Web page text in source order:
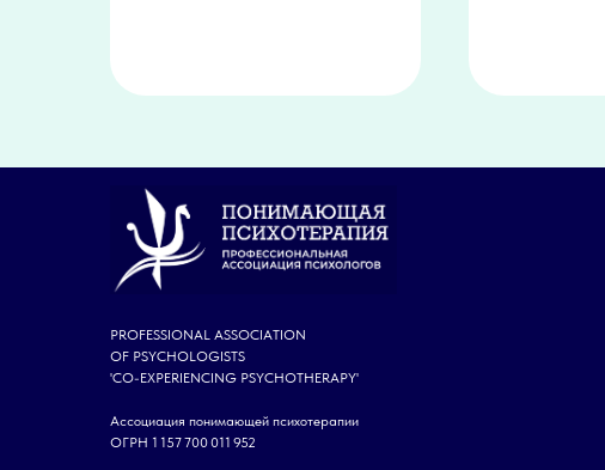
PROFESSIONAL ASSOCIATION
OF PSYCHOLOGISTS
'CO-EXPERIENCING PSYCHOTHERAPY'
Ассоциация понимающей психотерапии
ОГРН 1 157 700 011 952